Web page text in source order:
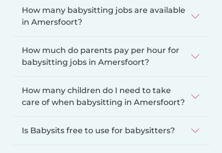
How many babysitting jobs are available
in Amersfoort?
How much do parents pay per hour for
babysitting jobs in Amersfoort?
How many children do I need to take
care of when babysitting in Amersfoort?
Is Babysits free to use for babysitters?